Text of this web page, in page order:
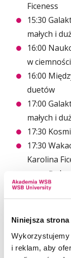
Niniejsza
i reklam, aby
Ficeness
15:30
małych i
16:00
w
16:00
duetów
17:00
małych i
17:30
17:30
Karolina
Pomocy /
19:30
Ficenes
19:45